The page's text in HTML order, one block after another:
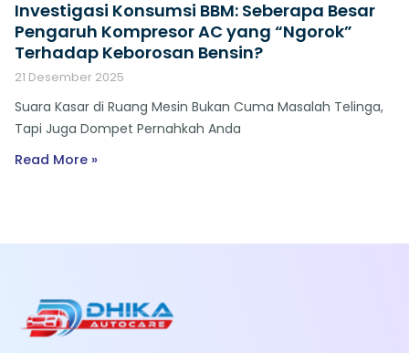
Investigasi Konsumsi BBM: Seberapa Besar
Pengaruh Kompresor AC yang “Ngorok”
Terhadap Keborosan Bensin?
21 Desember 2025
Suara Kasar di Ruang Mesin Bukan Cuma Masalah Telinga,
Tapi Juga Dompet Pernahkah Anda
Read More »